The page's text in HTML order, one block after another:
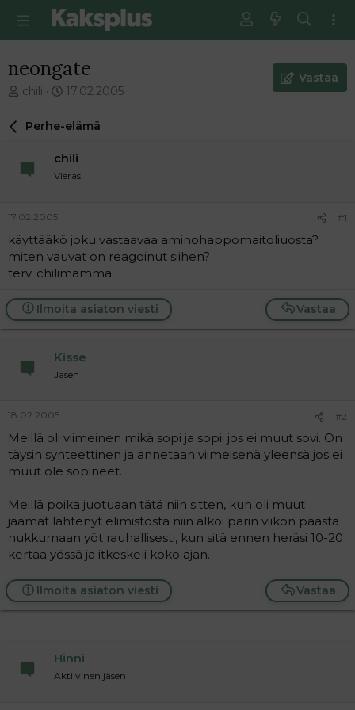
neongate
V
e
i
t
u
n
a
o
i
t
a
j
chili
E
s
m
m
ä
n
v
i
s
t
i
17.02.2005
Vastaa
Perhe-elämä
chili
Vieras
17.02.2005 #1
käyttääkö joku vastaavaa aminohappomaitoliuosta?
miten vauvat on reagoinut siihen?
terv. chilimamma
Vastaa
Ilmoita asiaton viesti
Kisse
Jäsen
18.02.2005 #2
Meillä oli viimeinen mikä sopi ja sopii jos ei muut sovi. On
täysin synteettinen ja annetaan viimeisenä yleensä jos ei
muut ole sopineet.
Meillä poika juotuaan tätä niin sitten, kun oli muut
jäämät lähtenyt elimistöstä niin alkoi parin viikon päästä
nukkumaan yöt rauhallisesti, kun sitä ennen heräsi 10-20
kertaa yössä ja itkeskeli koko ajan.
Vastaa
Ilmoita asiaton viesti
Hinni
Aktiivinen jäsen